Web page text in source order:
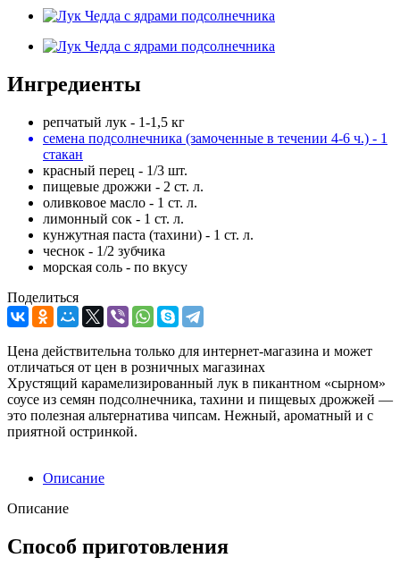
Ингредиенты
репчатый лук - 1-1,5 кг
семена подсолнечника (замоченные в течении 4-6 ч.) - 1
стакан
красный перец - 1/3 шт.
пищевые дрожжи - 2 ст. л.
оливковое масло - 1 ст. л.
лимонный сок - 1 ст. л.
кунжутная паста (тахини) - 1 ст. л.
чеснок - 1/2 зубчика
морская соль - по вкусу
Поделиться
Цена действительна только для интернет-магазина и может
отличаться от цен в розничных магазинах
Хрустящий карамелизированный лук в пикантном «сырном»
соусе из семян подсолнечника, тахини и пищевых дрожжей —
это полезная альтернатива чипсам. Нежный, ароматный и с
приятной остринкой.
Описание
Описание
Способ приготовления